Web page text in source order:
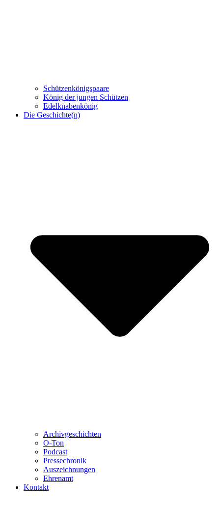
Schützenkönigspaare
König der jungen Schützen
Edelknabenkönig
Die Geschichte(n)
Archivgeschichten
O-Ton
Podcast
Pressechronik
Auszeichnungen
Ehrenamt
Kontakt